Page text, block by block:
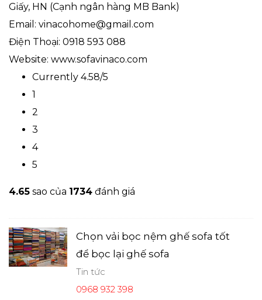
Giấy, HN (Cạnh ngân hàng MB Bank)
Email: vinacohome@gmail.com
Điện Thoại: 0918 593 088
Website: www.sofavinaco.com
Currently 4.58/5
1
2
3
4
5
4.65 sao của 1734 đánh giá
Chọn vải bọc nệm ghế sofa tốt
để bọc lại ghế sofa
Tin tức
0968 932 398